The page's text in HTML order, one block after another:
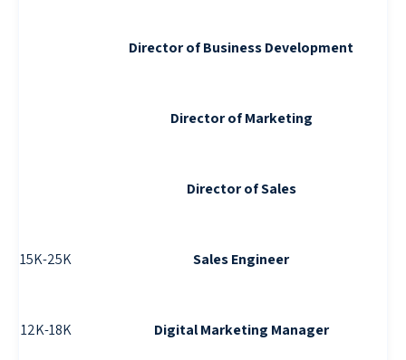
Director of Business Development
Director of Marketing
Director of Sales
Sales Engineer
15K-25K
Digital Marketing Manager
12K-18K